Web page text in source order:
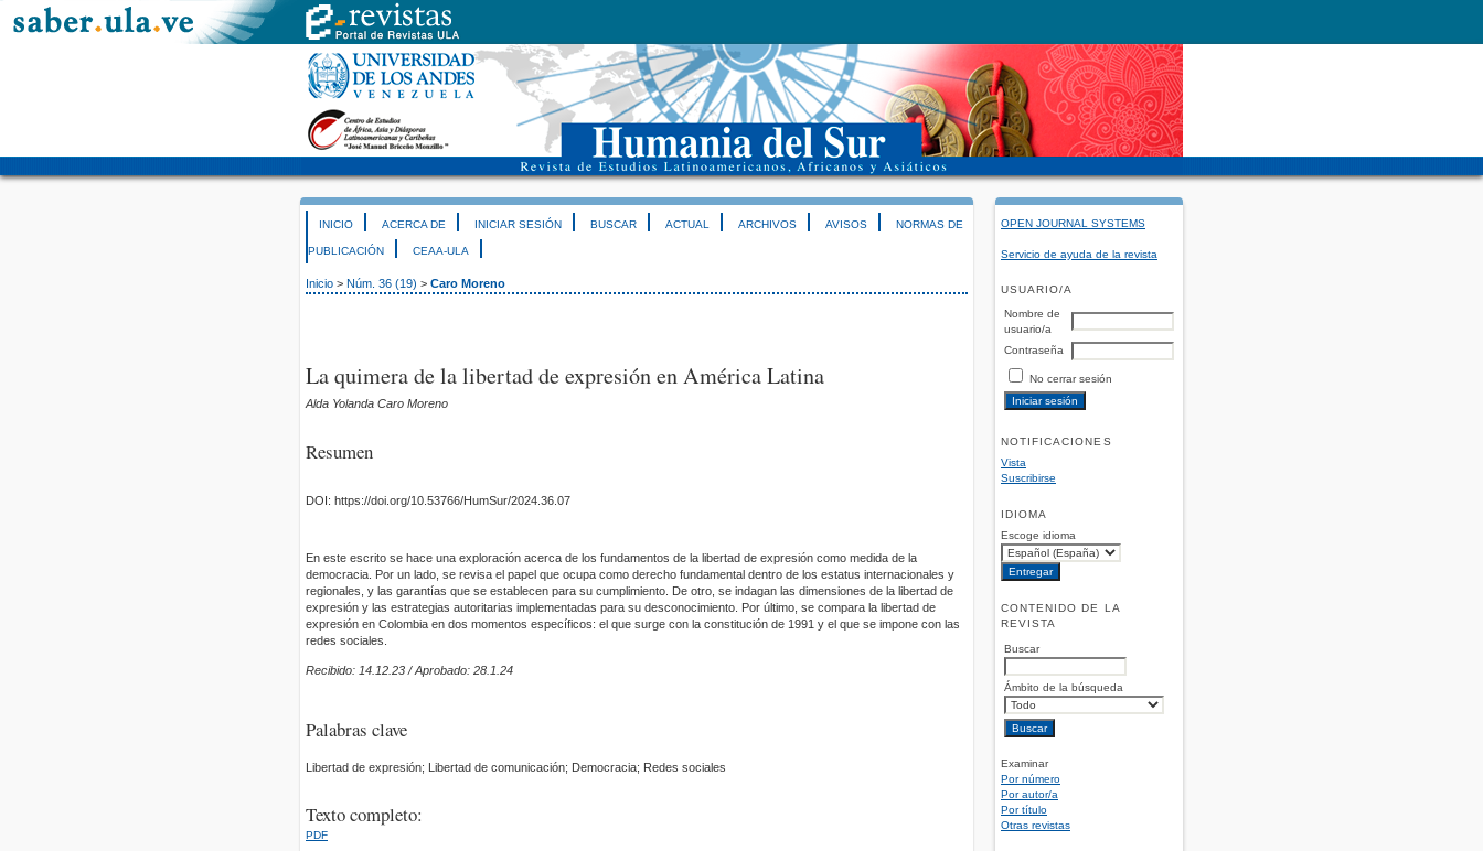
OPEN JOURNAL SYSTEMS
Servicio de ayuda de la revista
USUARIO/A
Nombre de
usuario/a
Contraseña
No cerrar sesión
NOTIFICACIONES
Vista
Suscribirse
IDIOMA
Escoge idioma
CONTENIDO DE LA
REVISTA
Buscar
Ámbito de la búsqueda
Examinar
Por número
Por autor/a
Por título
Otras revistas
INICIO ACERCA DE INICIAR SESIÓN BUSCAR ACTUAL ARCHIVOS AVISOS NORMAS DE
PUBLICACIÓN CEAA-ULA
Inicio > Núm. 36 (19) > Caro Moreno
La quimera de la libertad de expresión en América Latina
Alda Yolanda Caro Moreno
Resumen
DOI: https://doi.org/10.53766/HumSur/2024.36.07
En este escrito se hace una exploración acerca de los fundamentos de la libertad de expresión como medida de la
democracia. Por un lado, se revisa el papel que ocupa como derecho fundamental dentro de los estatus internacionales y
regionales, y las garantías que se establecen para su cumplimiento. De otro, se indagan las dimensiones de la libertad de
expresión y las estrategias autoritarias implementadas para su desconocimiento. Por último, se compara la libertad de
expresión en Colombia en dos momentos específicos: el que surge con la constitución de 1991 y el que se impone con las
redes sociales.
Recibido: 14.12.23 / Aprobado: 28.1.24
Palabras clave
Libertad de expresión; Libertad de comunicación; Democracia; Redes sociales
Texto completo:
PDF